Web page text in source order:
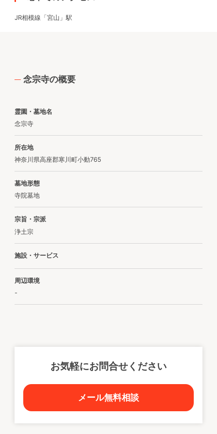
JR相模線「宮山」駅
念宗寺の概要
霊園・墓地名
念宗寺
所在地
神奈川県高座郡寒川町小動765
墓地形態
寺院墓地
宗旨・宗派
浄土宗
施設・サービス
周辺環境
-
お気軽にお問合せください
メール無料相談